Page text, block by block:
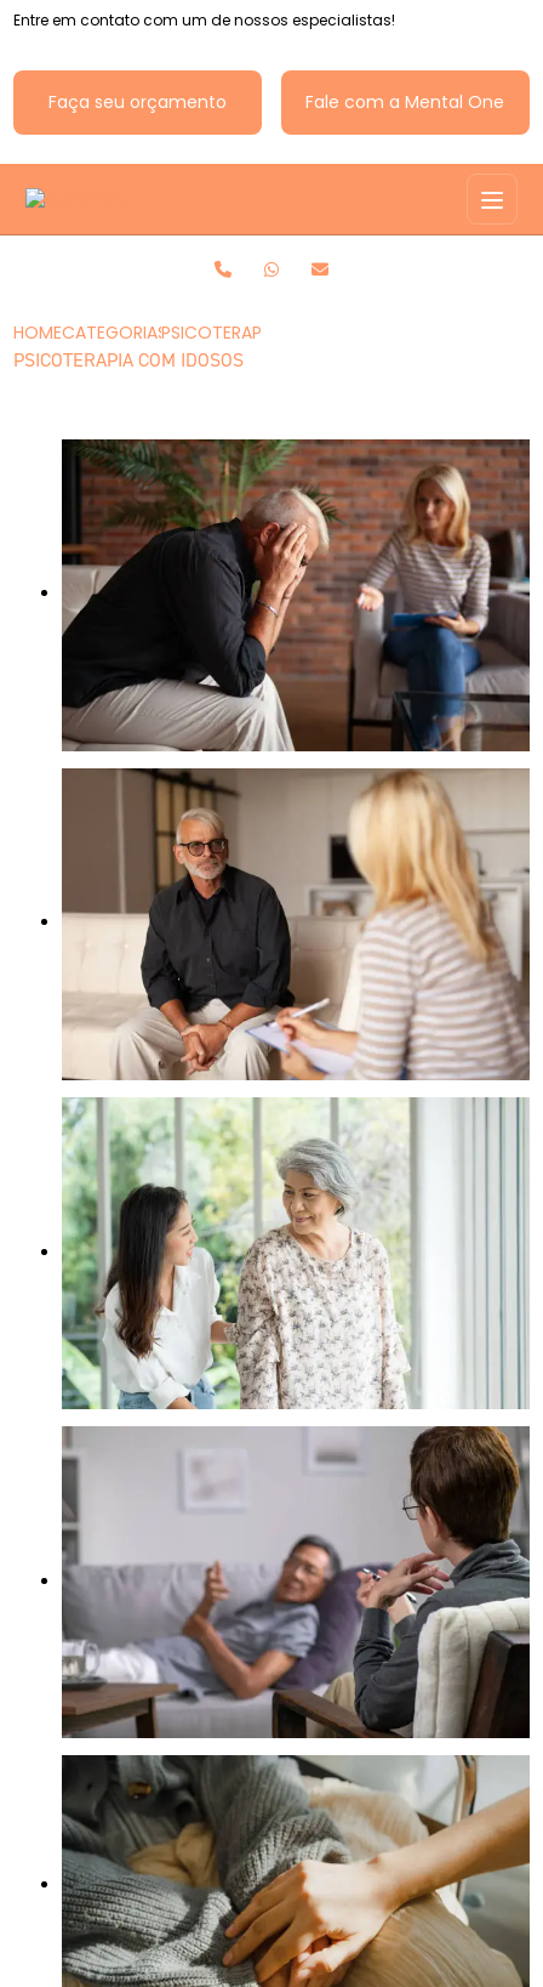
Entre em contato com um de nossos especialistas!
Faça seu orçamento Fale com a Mental One
HOMECATEGORIASPSICOTERAPIA COM IDOSOS
PSICOTERAPIA COM IDOSOS